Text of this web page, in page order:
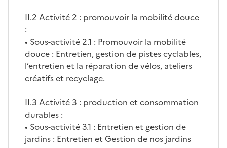
II.2 Activité 2 : promouvoir la mobilité douce
:
• Sous-activité 2.1 : Promouvoir la mobilité
douce : Entretien, gestion de pistes cyclables,
l’entretien et la réparation de vélos, ateliers
créatifs et recyclage.
II.3 Activité 3 : production et consommation
durables :
• Sous-activité 3.1 : Entretien et gestion de
jardins : Entretien et Gestion de nos jardins